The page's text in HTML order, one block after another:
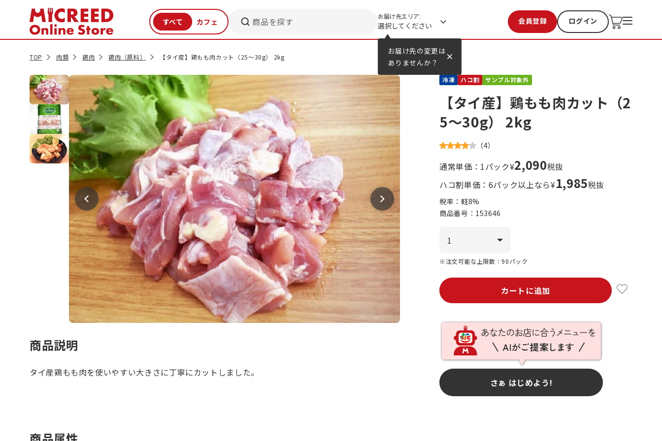
お届け先の変更は
ありませんか？
商品を探す お届け先エリア:
選択してください 会員登録 ログイン
お気に入り 過去購入
TOP 肉類 鶏肉 鶏肉（原料） 【タイ産】鶏もも肉カット（25～30g） 2kg
冷凍 ハコ割 サンプル対象外
【タイ産】鶏もも肉カット（2
5～30g） 2kg
（4）
通常単価：1パック¥2,090税抜
ハコ割単価：6パック以上なら¥1,985税抜
税率：軽8%
商品番号： 153646
※注文可能な上限数：90パック
カートに追加
さぁ はじめよう!
商品説明
タイ産鶏もも肉を使いやすい大きさに丁寧にカットしました。